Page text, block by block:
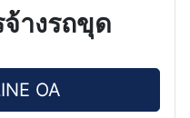
างรถขุด
OA